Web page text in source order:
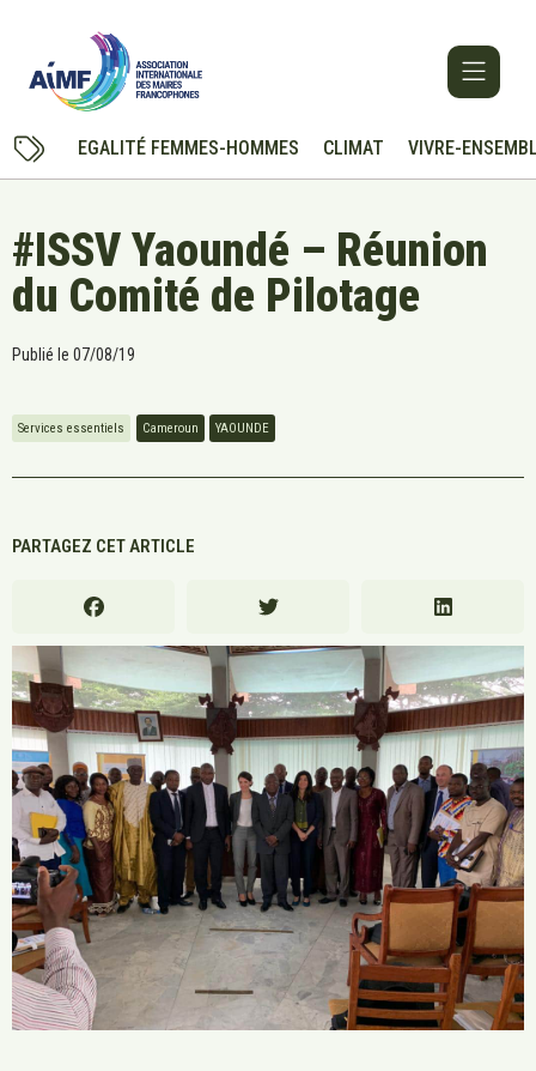
EGALITÉ FEMMES-HOMMES CLIMAT VIVRE-
#ISSV Yaoundé – Réunion
du Comité de Pilotage
Publié le 07/08/19
Services essentiels Cameroun YAOUNDE
PARTAGEZ CET ARTICLE